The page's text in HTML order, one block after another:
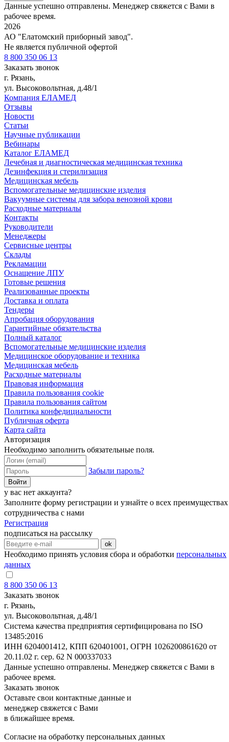
Данные успешно отправлены. Менеджер свяжется с Вами в
рабочее время.
2026
АО "Елатомский приборный завод".
Не является публичной офертой
8 800 350 06 13
Заказать звонок
г. Рязань,
ул. Высоковольтная, д.48/1
Компания ЕЛАМЕД
Отзывы
Новости
Статьи
Научные публикации
Вебинары
Каталог ЕЛАМЕД
Лечебная и диагностическая медицинская техника
Дезинфекция и стерилизация
Медицинская мебель
Вспомогательные медицинские изделия
Вакуумные системы для забора венозной крови
Расходные материалы
Контакты
Руководители
Менеджеры
Сервисные центры
Склады
Рекламации
Оснащение ЛПУ
Готовые решения
Реализованные проекты
Доставка и оплата
Тендеры
Апробация оборудования
Гарантийные обязательства
Полный каталог
Вспомогательные медицинские изделия
Медицинское оборудование и техника
Медицинская мебель
Расходные материалы
Правовая информация
Правила пользования cookie
Правила пользования сайтом
Политика конфедициальности
Публичная оферта
Карта сайта
Авторизация
Необходимо заполнить обязательные поля.
Забыли пароль?
Войти
у вас нет аккаунта?
Заполните форму регистрации и узнайте о всех преимуществах
сотрудничества с нами
Регистрация
подписаться на рассылку
ok
Необходимо принять условия сбора и обработки персональных
данных
8 800 350 06 13
Заказать звонок
г. Рязань,
ул. Высоковольтная, д.48/1
Система качества предприятия сертифицирована по ISO
13485:2016
ИНН 6204001412, КПП 620401001, ОГРН 1026200861620 от
20.11.02 г. сер. 62 N 000337033
Данные успешно отправлены. Менеджер свяжется с Вами в
рабочее время.
Заказать звонок
Оставьте свои контактные данные и
менеджер свяжется с Вами
в ближайшее время.
Согласие на обработку персональных данных